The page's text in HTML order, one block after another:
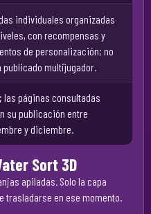
individuales organizadas
con recompensas y
de personalización; no
publicado multijugador.
las páginas consultadas
su publicación entre
y diciembre.
Sort 3D
apiladas. Solo la capa
trasladarse en ese momento.